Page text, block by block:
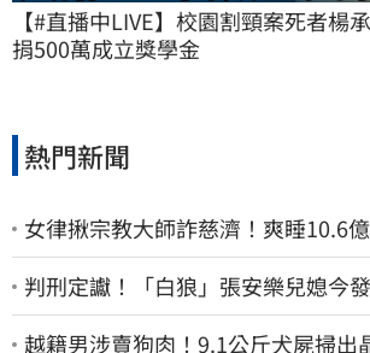
【#直播中LIVE】校園割頸案死者楊
捐500萬成立獎學金
熱門新聞
女律揪宗教大師詐慈濟！爽睡10.6
判刑定讞！「白狼」張安樂兒媳今
越籍男涉賣狗肉！9.1公斤犬屍掃出